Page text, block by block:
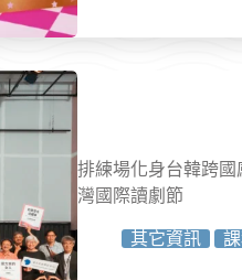
排練場化身台韓跨
灣國際讀劇節
其它資訊